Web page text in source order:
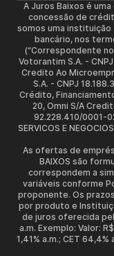
A Juros Baixos é
concessão de
somos uma
bancário, nos
(“Correspondente
Votorantim S.A. -
Credito Ao
S.A. - CNPJ
Crédito,
20, Omni S/A
92.228.410/0001-
SERVICOS E
As ofertas de
BAIXOS são
correspondem a
variáveis conforme
proponente. Os
por produto e
de juros oferecida
a.m. Exemplo: Valor:
1,41% a.m.; CET